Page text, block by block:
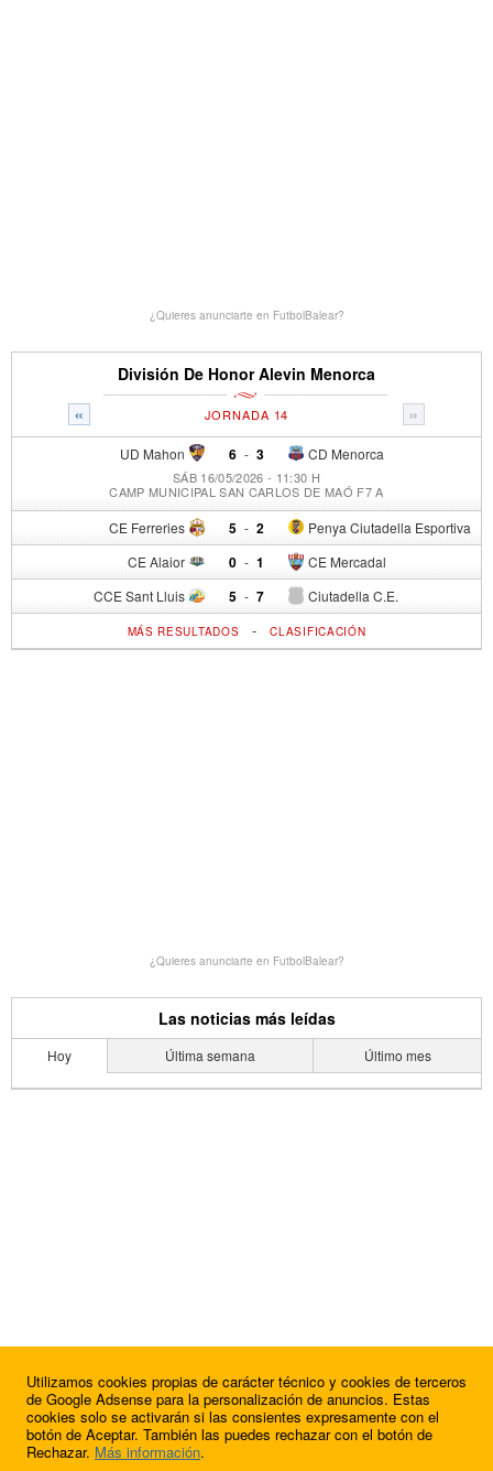
¿Quieres anunciarte en FutbolBalear?
División De Honor Alevin Menorca
« »
JORNADA 14
UD Mahon 6 - CD Menorca
3
SÁB 16/05/2026 - 11:30 H
CAMP MUNICIPAL SAN CARLOS DE MAÓ F7 A
CE Ferreries 5 - Penya Ciutadella Esportiva
2
CE Alaior 0 - CE Mercadal
1
CCE Sant Lluis 5 - Ciutadella C.E.
7
MÁS RESULTADOS -CLASIFICACIÓN
¿Quieres anunciarte en FutbolBalear?
Las noticias más leídas
Hoy Última semana Último mes
Utilizamos cookies propias de carácter técnico y cookies de terceros
de Google Adsense para la personalización de anuncios. Estas
cookies solo se activarán si las consientes expresamente con el
botón de Aceptar. También las puedes rechazar con el botón de
Rechazar. Más información.